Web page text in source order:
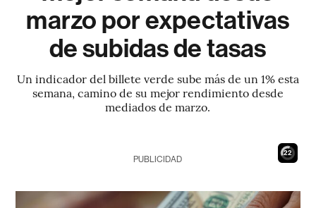
marzo por expectativas
de subidas de tasas
Un indicador del billete verde sube más de un 1% esta
semana, camino de su mejor rendimiento desde
mediados de marzo.
21
PUBLICIDAD